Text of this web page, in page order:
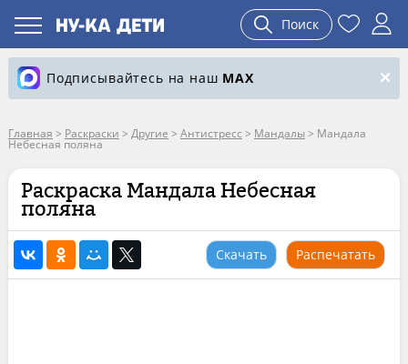
Поиск
Подписывайтесь на наш MAX
Главная > Раскраски > Другие > Антистресс > Мандалы > Мандала
Небесная поляна
Раскраска Мандала Небесная
поляна
Скачать Распечатать